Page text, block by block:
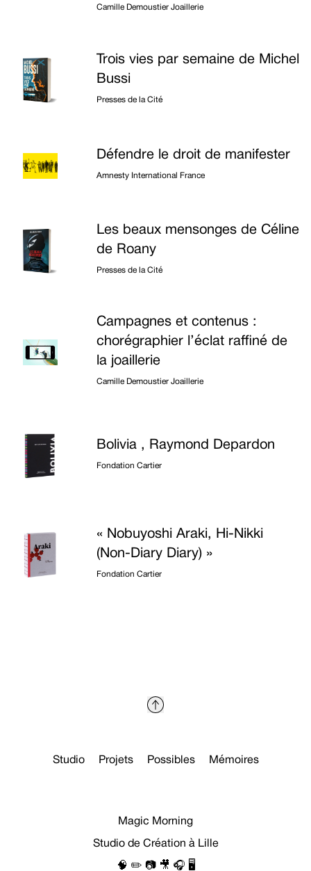
Camille Demoustier Joaillerie
Trois vies par semaine de Michel
Bussi
Presses de la Cité
Défendre le droit de manifester
Amnesty International France
Les beaux mensonges de Céline
de Roany
Presses de la Cité
Campagnes et contenus :
chorégraphier l’éclat raffiné de
la joaillerie
Camille Demoustier Joaillerie
Bolivia , Raymond Depardon
Fondation Cartier
« Nobuyoshi Araki, Hi-Nikki
(Non-Diary Diary) »
Fondation Cartier
Magic Morning
Studio de Création à Lille
🧠 ✏️ 📷 🎥 🎧 🖥
Studio Projets Possibles Mémoires